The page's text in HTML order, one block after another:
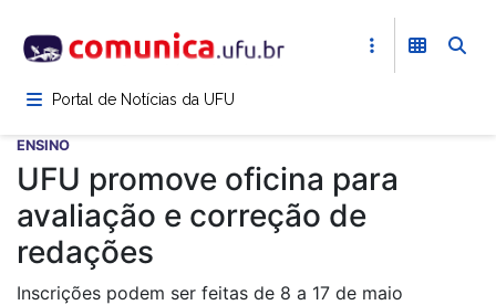
para
conteúdoPortal de Notícias da UFU
ENSINO
UFU promove oficina para
avaliação e correção de
redações
Inscrições podem ser feitas de 8 a 17 de maio